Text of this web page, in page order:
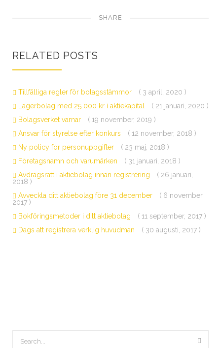
SHARE
RELATED POSTS
Tillfälliga regler för bolagsstämmor
( 3 april, 2020 )
Lagerbolag med 25 000 kr i aktiekapital
( 21 januari, 2020 )
Bolagsverket varnar
( 19 november, 2019 )
Ansvar för styrelse efter konkurs
( 12 november, 2018 )
Ny policy för personuppgifter
( 23 maj, 2018 )
Företagsnamn och varumärken
( 31 januari, 2018 )
Avdragsrätt i aktiebolag innan registrering
( 26 januari,
2018 )
Avveckla ditt aktiebolag före 31 december
( 6 november,
2017 )
Bokföringsmetoder i ditt aktiebolag
( 11 september, 2017 )
Dags att registrera verklig huvudman
( 30 augusti, 2017 )